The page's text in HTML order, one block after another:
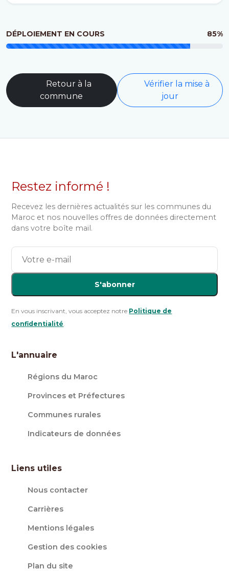
DÉPLOIEMENT EN COURS 85%
Retour à la
commune
Vérifier la mise à
jour
Restez informé !
Recevez les dernières actualités sur les communes du
Maroc et nos nouvelles offres de données directement
dans votre boîte mail.
S'abonner
En vous inscrivant, vous acceptez notre Politique de
confidentialité.
L'annuaire
Régions du Maroc
Provinces et Préfectures
Communes rurales
Indicateurs de données
Liens utiles
Nous contacter
Carrières
Mentions légales
Gestion des cookies
Plan du site